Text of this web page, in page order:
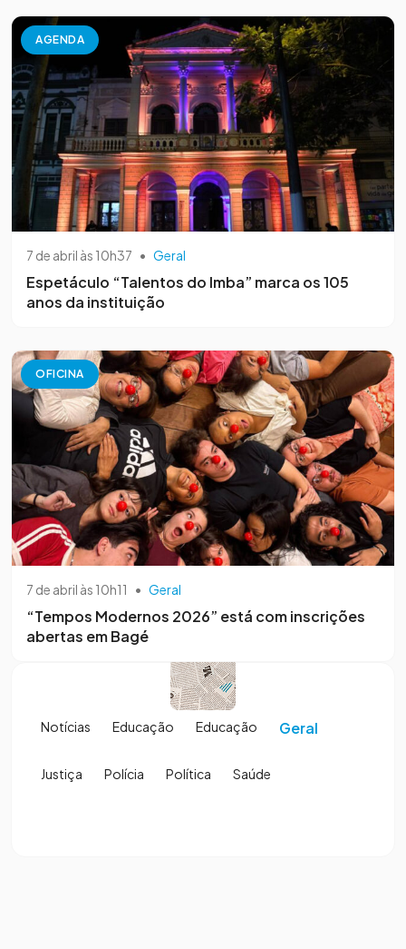
AGENDA
7 de abril às 10h37 • Geral
Espetáculo “Talentos do Imba” marca os 105
anos da instituição
OFICINA
7 de abril às 10h11 • Geral
“Tempos Modernos 2026” está com inscrições
abertas em Bagé
Notícias Educação Educação Geral
Justiça Polícia Política Saúde